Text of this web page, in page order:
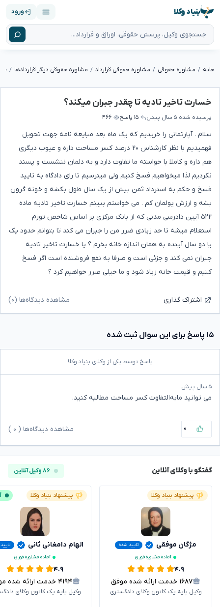
بنیاد وکلا ورود
خانه مشاوره حقوقی مشاوره حقوقی قرارداد مشاوره حقوقی دیگر قراردادها
خسارت تاخیر تادیه تا چقدر جبران میکند؟
پرسیده شده ۵ سال پیش ۱۵ پاسخ ۴۶۶
سلام . آپارتمانی را خریدیم که یک ماه بعد مبایعه نامه جهت تحویل
فهمیدیم با نظر کارشناس ۲۰ درصد کسر مساحت داره و عیوب دیگری
هم داره و کاملا با خواسته ما تفاوت دارد و به دلمان ننشست و پسند
نکردیم لذا میخواهیم فسخ کنیم ولی میترسیم تا رای دادگاه به تایید
فسخ و حکم به استرداد ثمن بیش از یک سال طول بکشه و خونه گرون
بشه و ارزش پولمان کم . می خواستم ببینم خسارت تاخیر تادیه ماده
۵۲۲ آیین دادرسی مدنی که از بانک مرکزی بر اساس شاخص تورم
استعلام میشه تا حد زیادی ضرر من را جبران می کند تا بتوانم حدود یک
یا دو سال آینده به همان اندازه خانه بخرم ؟ یا خسارت تاخیر تادیه
جبران نمی کند و جزئی است و صرفا به نفع فروشنده است اگر فسخ
کنیم و قیمت خانه زیاد شود و ما خیلی ضرر خواهیم کرد ؟
اشتراک گذاری مشاهده دیدگاه‌ها (۰)
۱۵ پاسخ برای این سوال ثبت شده
پاسخ توسط یکی از وکلای بنیاد وکلا
۵ سال پیش
می توانید مابه‌التفاوت کسر مساحت مطالبه کنید.
۰ مشاهده دیدگاه‌ها ( ۰
گفتگو با وکلای آنلاین ۸۶ وکیل آنلاین
پیشنهاد بنیاد وکلا
مژگان موفقی
تایید شده
آماده مشاوره فوری
۴.۹
۱۶۸۷ خدمت ارائه شده موفق
وکیل پایه یک کانون وکلای دادگستری
پیشنهاد بنیاد وکلا
الهام دامغانی ثانی
آماده مشاوره فوری
۴.۹
۴۱۹۴ خدمت ارائه شده موفق
وکیل پایه یک کانون وکلای